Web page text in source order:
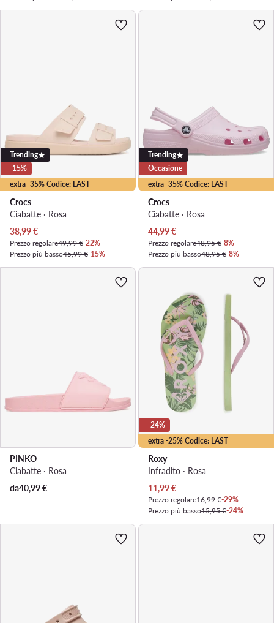
extra -35% Codice: LAST
Trending
-15%
Crocs
Ciabatte · Rosa
Prezzo attuale
38,99€
Prezzo regolare49,99 €-22%
Prezzo più basso45,99 €-15%
extra -35% Codice: LAST
Trending
Occasione
Crocs
Ciabatte · Rosa
Prezzo attuale
44,99€
Prezzo regolare48,95 €-8%
Prezzo più basso48,95 €-8%
PINKO
Ciabatte · Rosa
da40,99€
extra -25% Codice: LAST
-24%
Roxy
Infradito · Rosa
Prezzo attuale
11,99€
Prezzo regolare16,99 €-29%
Prezzo più basso15,95 €-24%